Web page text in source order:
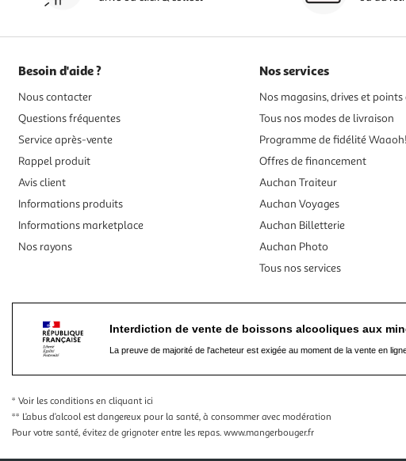
Besoin d'aide ?
Nous contacter
Questions fréquentes
Service après-vente
Rappel produit
Avis client
Informations produits
Informations marketplace
Nos rayons
Nos services
Nos magasins, drives et
Tous nos modes de livraison
Programme de fidélité Waaoh!
Offres de financement
Auchan Traiteur
Auchan Voyages
Auchan Billetterie
Auchan Photo
Tous nos services
Interdiction de vente de boissons alcooliques aux
La preuve de majorité de l'acheteur est exigée au moment de la vente en
* Voir les conditions en cliquant ici
** L’abus d’alcool est dangereux pour la santé, à consommer avec modération
Pour votre santé, évitez de grignoter entre les repas. www.mangerbouger.fr